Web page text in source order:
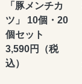
「豚メンチカ
ツ」 10個・20
個セット
3,590円（税
込）